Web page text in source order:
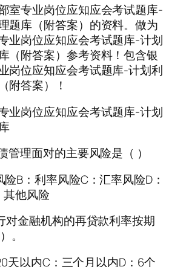
室专业岗位应知应会考试题库-
题库（附答案）的资料。做为
业岗位应知应会考试题库-计划
（附答案）参考资料！包含银
岗位应知应会考试题库-计划利
附答案）！
业岗位应知应会考试题库-计划
管理面对的主要风险是（ ）
B：利率风险C：汇率风险D：
其他风险
对金融机构的再贷款利率按期
。
天以内C：三个月以内D：6个